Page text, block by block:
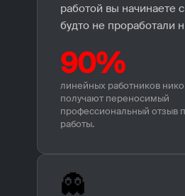
работой вы начинаете
будто не проработали
90%
линейных работников
получают переносимый
профессиональный отзыв
работы.
👻